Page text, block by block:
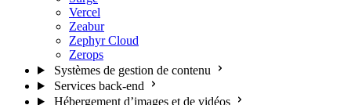
Vercel
Zeabur
Zephyr Cloud
Zerops
Systèmes de gestion de contenu
Services back-end
Hébergement d’images et de vidéos